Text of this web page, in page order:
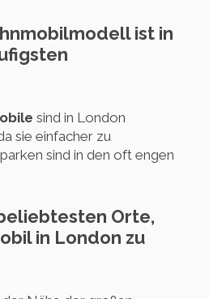
ist in
sind in London
sie einfacher zu
sind in den oft engen
Orte,
in London zu